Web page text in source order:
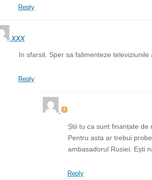
Reply
XXX
In sfarsit. Sper sa falimenteze televiziunile
Reply
Știi tu ca sunt finanțate de
Pentru asta ar trebui
ambasadorul Rusiei. Ești
Reply